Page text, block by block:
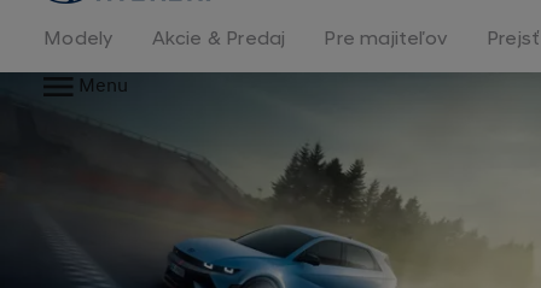
stránka
Modely Akcie & Predaj Pre majiteľov
Menu